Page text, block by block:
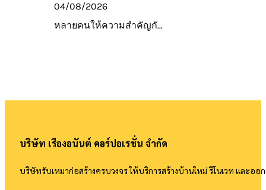
04/08/2026
หลายคนให้ความสำคัญกั…
บริษัท เรืองอนันต์ คอร์ปอเรชั่น จำกัด
บริษัทรับเหมาก่อสร้างครบวงจร ให้บริการสร้างบ้านใหม่ รีโนเวท และ